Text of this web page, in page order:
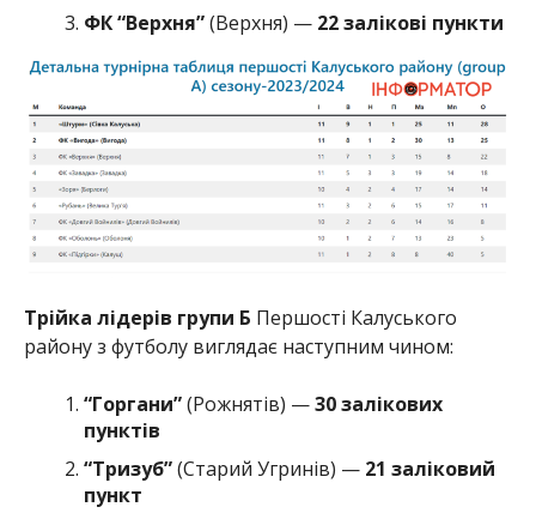
ФК “Верхня”(Верхня) —22 залікові пункти
Трійка лідерів групи Б Першості Калуського
району з футболу виглядає наступним чином:
“Горгани”(Рожнятів) —30 залікових
пунктів
“Тризуб”(Старий Угринів) —21 заліковий
пункт